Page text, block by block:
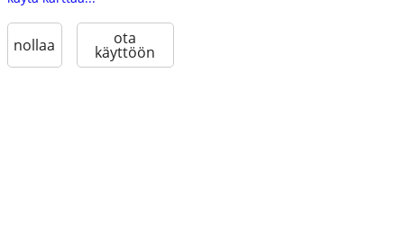
nollaa ota
käyttöön